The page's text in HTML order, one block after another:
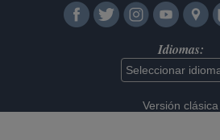
Idiomas:
Versión clásica